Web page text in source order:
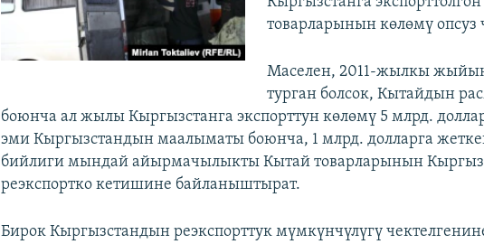
товарларынын көлөмү опсуз
Маселен, 2011-жылкы
турган болсок, Кытайдын
боюнча ал жылы Кыргызстанга экспорттун көлөмү 5 млрд.
эми Кыргызстандын маалыматы боюнча, 1 млрд. долларга
бийлиги мындай айырмачылыкты Кытай товарларынын
реэкспортко кетишине байланыштырат.
Бирок Кыргызстандын реэкспорттук мүмкүнчүлүгү